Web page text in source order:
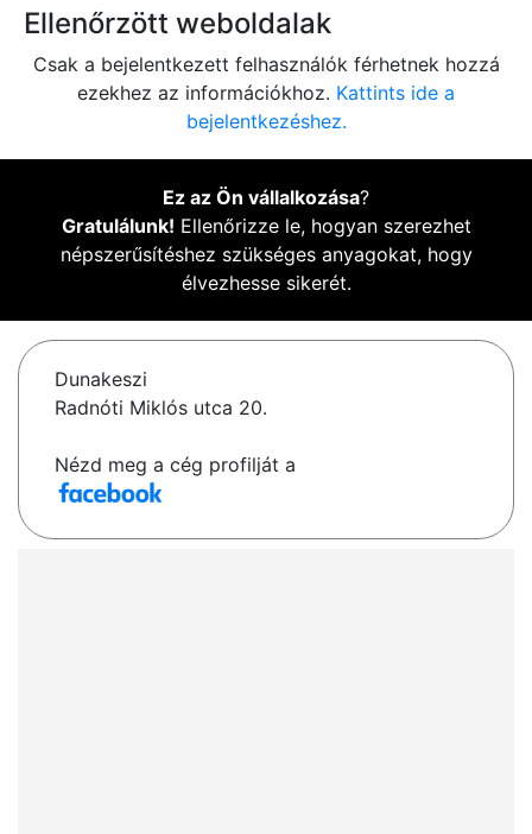
Ellenőrzött weboldalak
Csak a bejelentkezett felhasználók férhetnek hozzá
ezekhez az információkhoz. Kattints ide a
bejelentkezéshez.
Ez az Ön vállalkozása?
Gratulálunk! Ellenőrizze le, hogyan szerezhet
népszerűsítéshez szükséges anyagokat, hogy
élvezhesse sikerét.
Dunakeszi
Radnóti Miklós utca 20.
Nézd meg a cég profilját a